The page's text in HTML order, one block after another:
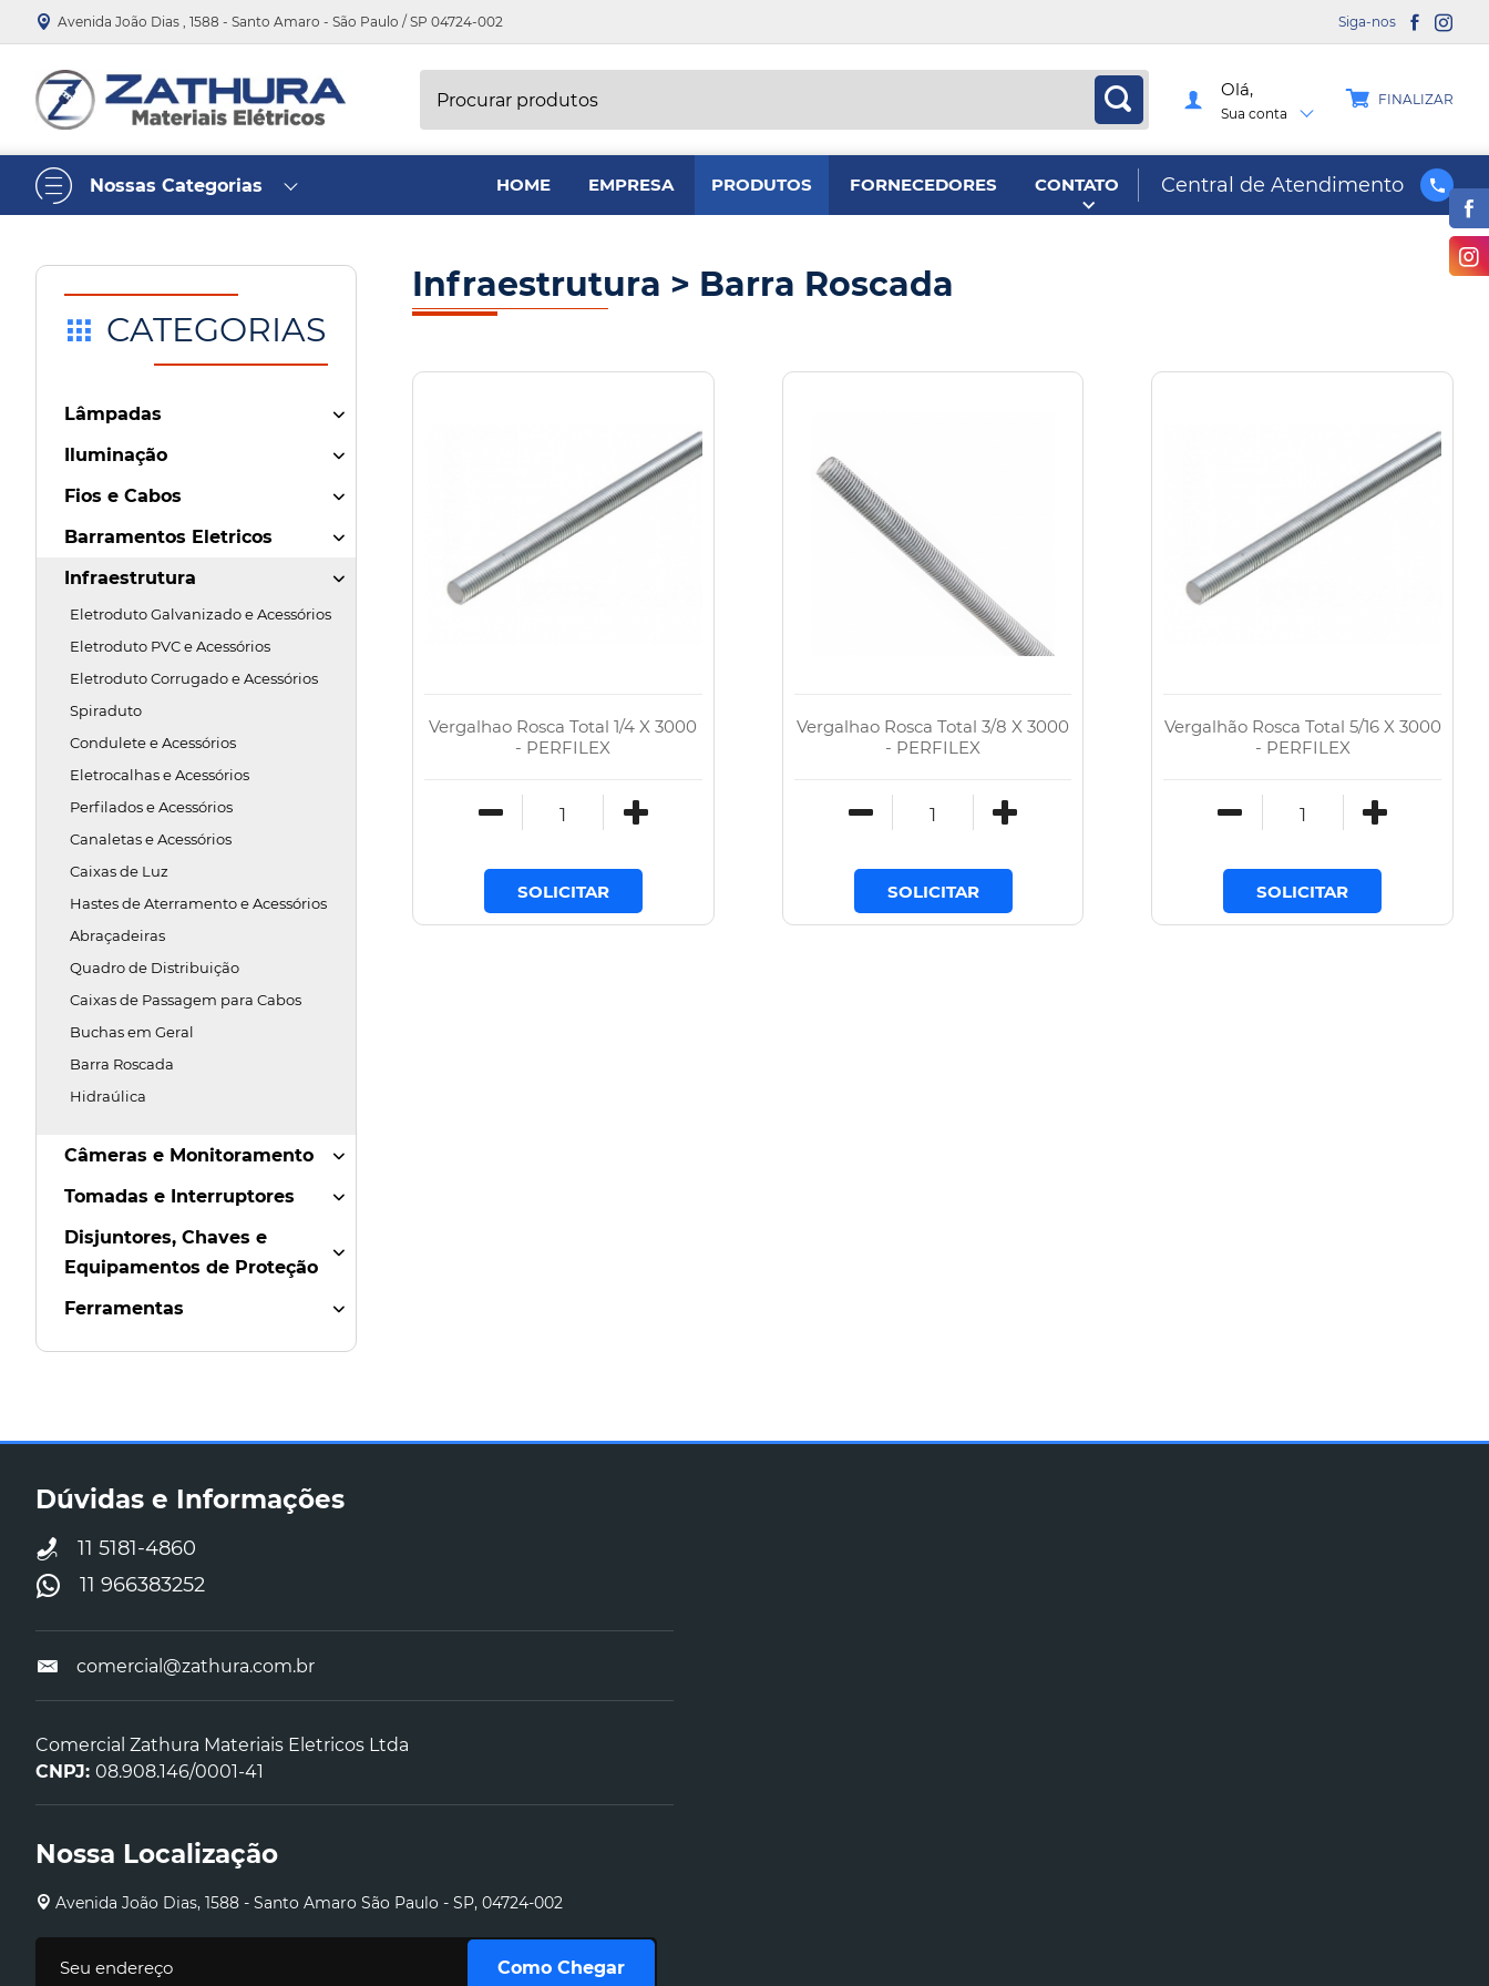
Avenida João Dias , 1588 - Santo Amaro - São Paulo / SP 04724-002 Siga-nos
Procurar produtos Olá,
Sua conta
FINALIZAR
Nossas Categorias Central de Atendimento
HOME EMPRESA PRODUTOS FORNECEDORES CONTATO
CATEGORIAS
Lâmpadas
Iluminação
Fios e Cabos
Barramentos Eletricos
Infraestrutura
Eletroduto Galvanizado e Acessórios
Eletroduto PVC e Acessórios
Eletroduto Corrugado e Acessórios
Spiraduto
Condulete e Acessórios
Eletrocalhas e Acessórios
Perfilados e Acessórios
Canaletas e Acessórios
Caixas de Luz
Hastes de Aterramento e Acessórios
Abraçadeiras
Quadro de Distribuição
Caixas de Passagem para Cabos
Buchas em Geral
Barra Roscada
Hidraúlica
Câmeras e Monitoramento
Tomadas e Interruptores
Disjuntores, Chaves e
Equipamentos de Proteção
Ferramentas
Infraestrutura > Barra Roscada
Vergalhao Rosca Total 1/4 X 3000
- PERFILEX
Vergalhao Rosca Total 3/8 X 3000
- PERFILEX
Vergalhão Rosca Total 5/16 X 3000
- PERFILEX
Dúvidas e Informações
11 5181-4860
11 966383252
comercial@zathura.com.br
Comercial Zathura Materiais Eletricos Ltda
CNPJ: 08.908.146/0001-41
Nossa Localização
Avenida João Dias, 1588 - Santo Amaro São Paulo - SP, 04724-002